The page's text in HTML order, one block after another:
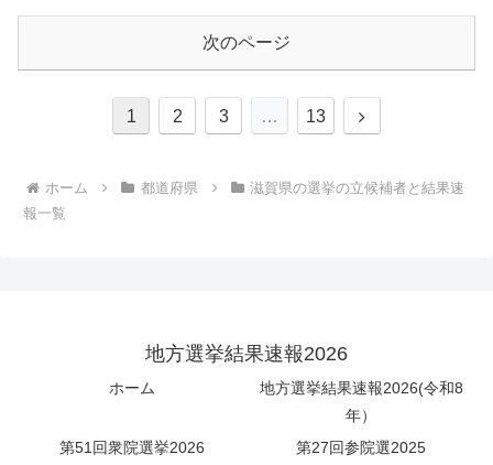
次のページ
1 2 3 … 13
次
ホーム 都道府県
滋賀県の選挙の立候補者と結果速
報一覧
地方選挙結果速報2026
ホーム
地方選挙結果速報2026(令和8
年）
第51回衆院選挙2026
第27回参院選2025